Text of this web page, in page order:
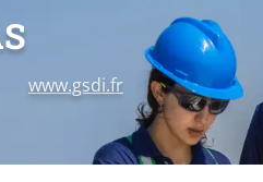
www.gsdi.fr